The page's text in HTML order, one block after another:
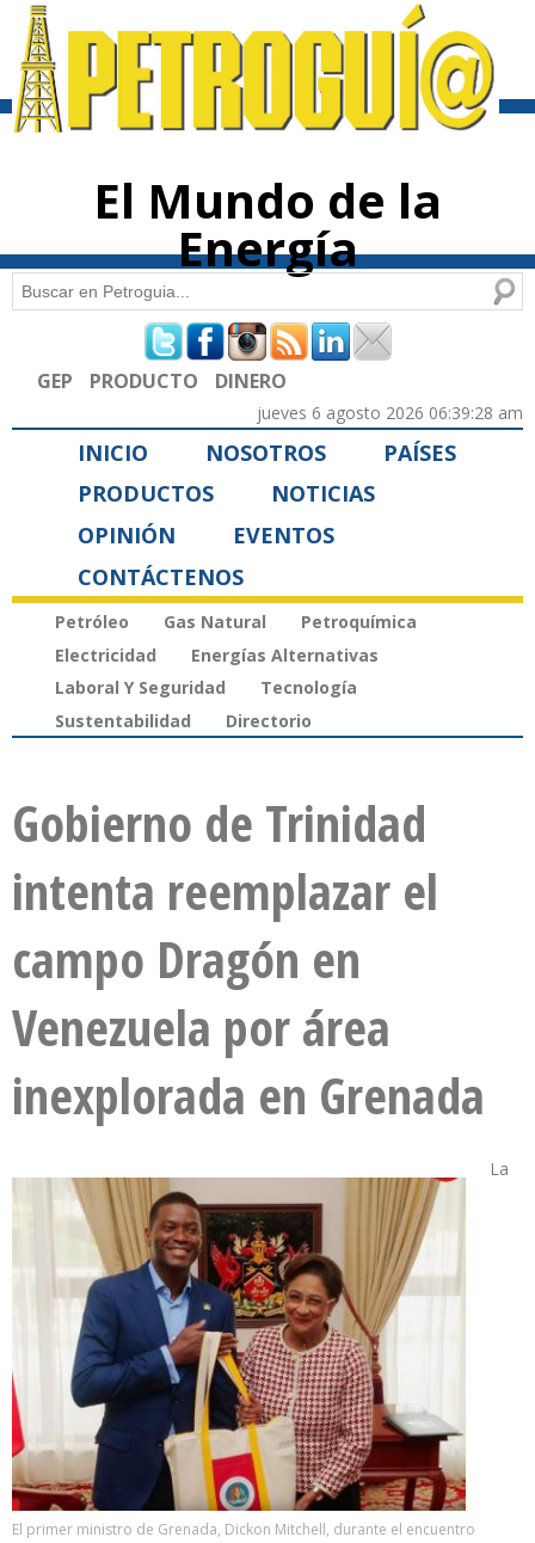
contenido
El Mundo de la
Energía
Formulario de búsqueda
Buscar
GEP PRODUCTO DINERO
jueves 6 agosto 2026 06:39:28 am
INICIO NOSOTROS
PAÍSES
PRODUCTOS
NOTICIAS
OPINIÓN
EVENTOS
CONTÁCTENOS
Petróleo Gas Natural
Petroquímica
Electricidad
Energías Alternativas
Laboral Y Seguridad
Tecnología
Sustentabilidad
Directorio
Gobierno de Trinidad
intenta reemplazar el
campo Dragón en
Venezuela por área
inexplorada en Grenada
El primer ministro de Grenada, Dickon Mitchell, durante el encuentro
La